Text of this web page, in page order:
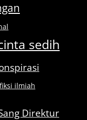
sedih
ilmiah
Direktur